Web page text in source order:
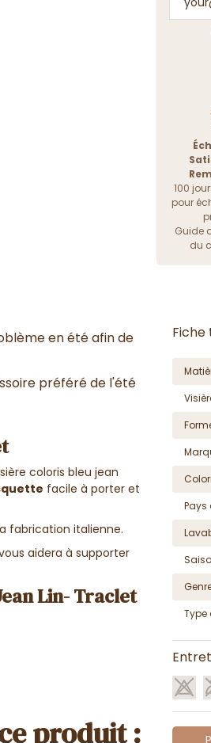
100
pour
Guide
du
en été afin de
préféré de l'été
coloris bleu jean
facile à porter et
fabrication italienne.
aidera à supporter
Lin- Traclet
produit :
Fiche
Type